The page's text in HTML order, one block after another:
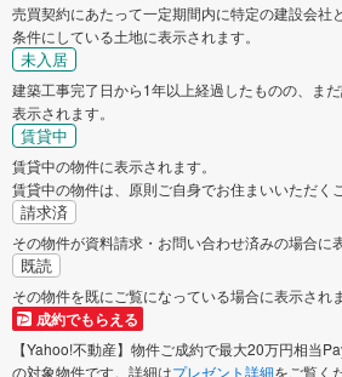
売買契約にあたって一定期間内に特定の建設会社
条件にしている土地に表示されます。
未入居
建築工事完了日から1年以上経過したものの、ま
表示されます。
賃貸中
賃貸中の物件に表示されます。
賃貸中の物件は、原則ご自身でお住まいいただく
請求済
その物件が資料請求・お問い合わせ済みの場合に
既読
その物件を既にご覧になっている場合に表示されま
成約でもらえる
【Yahoo!不動産】物件ご成約で最大20万円相当
の対象物件です。詳細はプレゼント詳細をご覧く